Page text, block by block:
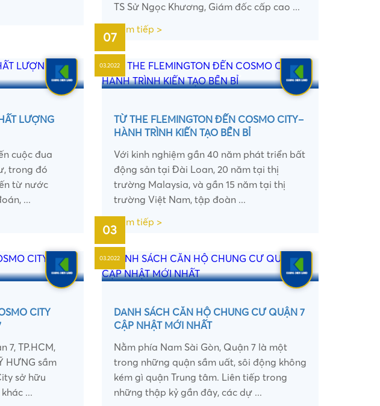
•
•
TS Sử Ngọc Khương, Giám đốc cấp cao ...
Xem tiếp >
LƯỢNG
cuộc đua
trong đó
từ nước
...
07
03.2022
TỪ THE FLEMINGTON ĐẾN COSMO CITY–
HÀNH TRÌNH KIẾN TẠO BỀN BỈ
Với kinh nghiệm gần 40 năm phát triển bất
động sản tại Đài Loan, 20 năm tại thị
trường Malaysia, và gần 15 năm tại thị
trường Việt Nam, tập đoàn ...
Xem tiếp >
CITY
7, TP.HCM,
HƯNG sầm
sở hữu
...
03
03.2022
DANH SÁCH CĂN HỘ CHUNG CƯ QUẬN 7
CẬP NHẬT MỚI NHẤT
Nằm phía Nam Sài Gòn, Quận 7 là một
trong những quận sầm uất, sôi động không
kém gì quận Trung tâm. Liên tiếp trong
những thập kỷ gần đây, các dự ...